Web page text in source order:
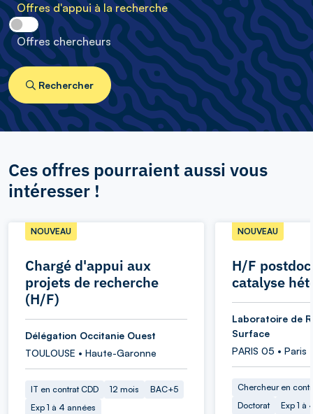
Offres d'appui à la recherche
Offres chercheurs
Rechercher
Ces offres pourraient aussi vous
intéresser !
Chargé d'appui aux
projets de recherche
(H/F)
NOUVEAU
Délégation Occitanie Ouest
TOULOUSE • Haute-Garonne
IT en contrat CDD 12 mois
BAC+5
Exp 1 à 4 années
H/F
catalyse
NOUVEAU
Laboratoire de
Surface
PARIS 05 • Paris
Chercheur en
Doctorat
Exp 1 à